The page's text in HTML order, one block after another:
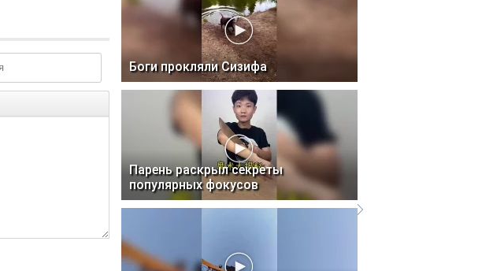
Боги прокляли Сизифа
Парень раскрыл секреты
популярных фокусов